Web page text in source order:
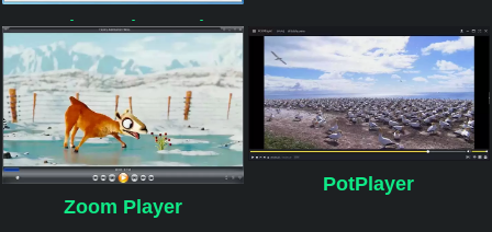
K-Lite Codec Pack
Zoom Player
PotPlayer